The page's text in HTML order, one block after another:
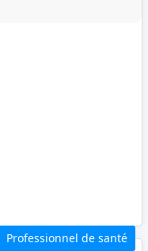
Professionnel de santé